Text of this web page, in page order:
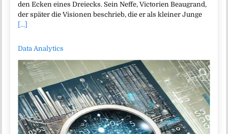
den Ecken eines Dreiecks. Sein Neffe, Victorien Beaugrand,
der später die Visionen beschrieb, die er als kleiner Junge
[...]
Data Analytics